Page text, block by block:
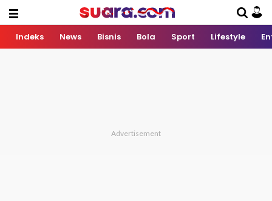
Indeks News Bisnis Bola Sport Lifestyle